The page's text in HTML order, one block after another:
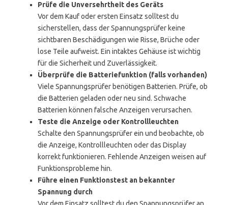
Prüfe die Unversehrtheit des Geräts
Vor dem Kauf oder ersten Einsatz solltest du
sicherstellen, dass der Spannungsprüfer keine
sichtbaren Beschädigungen wie Risse, Brüche oder
lose Teile aufweist. Ein intaktes Gehäuse ist wichtig
für die Sicherheit und Zuverlässigkeit.
Überprüfe die Batteriefunktion (falls vorhanden)
Viele Spannungsprüfer benötigen Batterien. Prüfe, ob
die Batterien geladen oder neu sind. Schwache
Batterien können falsche Anzeigen verursachen.
Teste die Anzeige oder Kontrollleuchten
Schalte den Spannungsprüfer ein und beobachte, ob
die Anzeige, Kontrollleuchten oder das Display
korrekt funktionieren. Fehlende Anzeigen weisen auf
Funktionsprobleme hin.
Führe einen Funktionstest an bekannter
Spannung durch